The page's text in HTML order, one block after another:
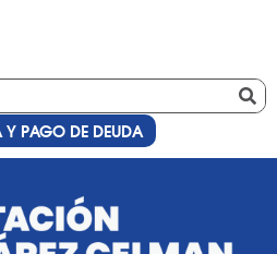
Y PAGO DE DEUDA
herbal